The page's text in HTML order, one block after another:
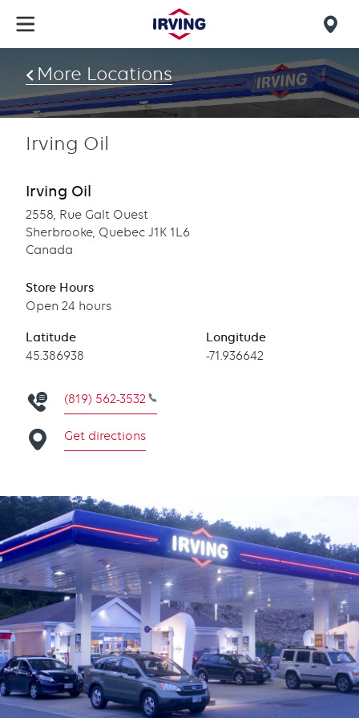
main
content
find
us
More Locations
Irving Oil
Irving Oil
2558, Rue Galt Ouest
Sherbrooke, Quebec J1K 1L6
Canada
Store Hours
Open 24 hours
Latitude
Latitude
45.386938
Longitude
Longitude
-71.936642
(819) 562-3532
Get directions